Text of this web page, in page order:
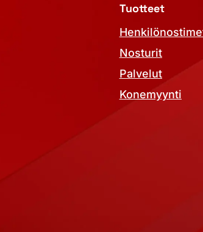
Tuotteet
Nosturit
Palvelut
Konemyynti